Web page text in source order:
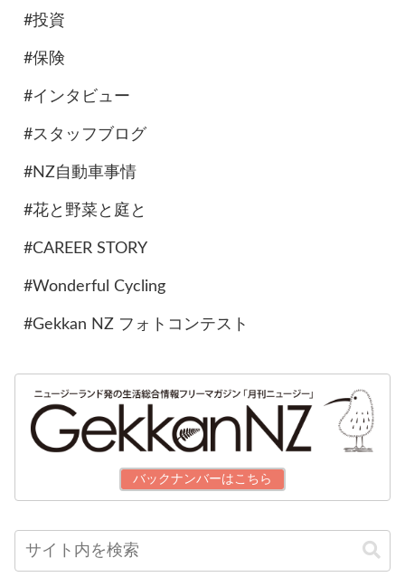
#投資
#保険
#インタビュー
#スタッフブログ
#NZ自動車事情
#花と野菜と庭と
#CAREER STORY
#Wonderful Cycling
#Gekkan NZ フォトコンテスト
バックナンバーはこちら